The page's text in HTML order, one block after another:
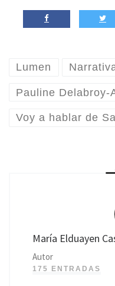
Lumen
Pauline Delabroy-
Voy a hablar de
María Elduayen
Autor
175 ENTRADAS